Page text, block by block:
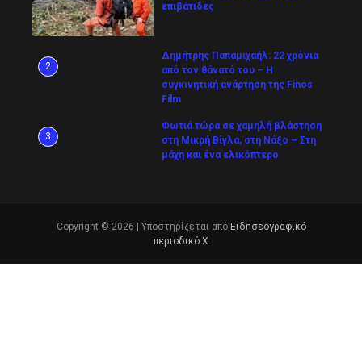
επιβάτιδες
2
Δημήτρης Παπαμιχαήλ: 22 χρόνια
από τον θάνατό του – Η
συγκινητική ανάρτηση της Finos
Film
3
Φωτιά τώρα σε χαμηλή βλάστηση
στη Μικρή Βίγλα, στη Νάξο – Στη
μάχη και ένα ελικόπτερο
Copyright © 2026 | Υποστηρίζεται από Ειδησεογραφικό
περιοδικό Χ